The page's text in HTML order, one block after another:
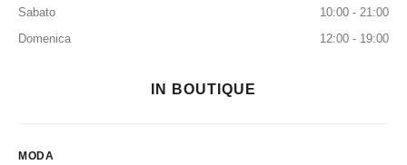
Sabato
10:00 - 21:00
Domenica
12:00 - 19:00
IN BOUTIQUE
MODA